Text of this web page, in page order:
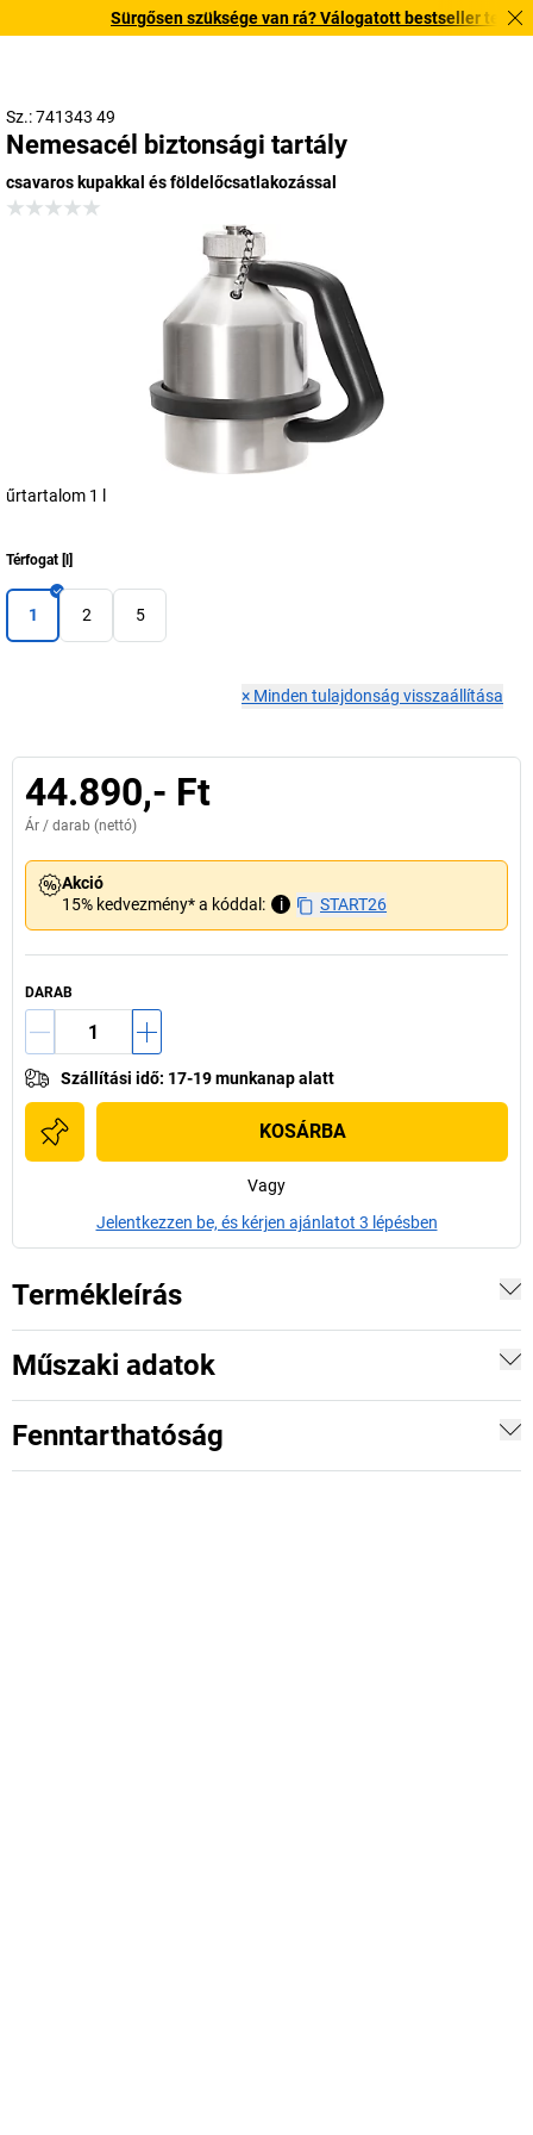
Sürgősen szüksége van rá? Válogatott bestseller
Sz.: 741343 49
Nemesacél biztonsági tartály
csavaros kupakkal és földelőcsatlakozással
űrtartalom 1 l
Térfogat [ ]
1 2 5
× Minden tulajdonság visszaállítása
44.890,- Ft
Ár / darab (nettó)
Akció
15% kedvezmény* a kóddal:
i START26
DARAB
Szállítási idő: 17-19 munkanap alatt
KOSÁRBA
Vagy
Jelentkezzen be, és kérjen ajánlatot 3 lépésben
Termékleírás
Műszaki adatok
Fenntarthatóság